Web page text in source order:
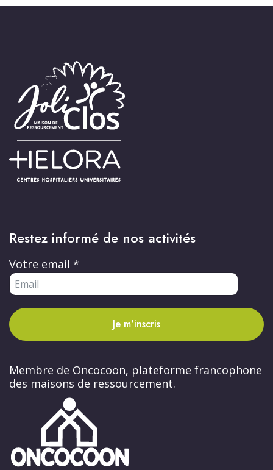
Restez informé de nos activités
Votre email *
Je m'inscris
Membre de Oncocoon, plateforme francophone
des maisons de ressourcement.